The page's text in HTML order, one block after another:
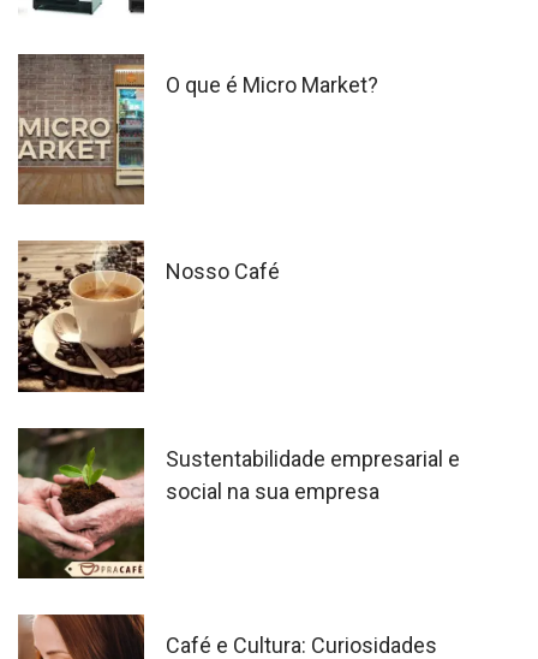
O que é Micro Market?
Nosso Café
Sustentabilidade empresarial e
social na sua empresa
Café e Cultura: Curiosidades